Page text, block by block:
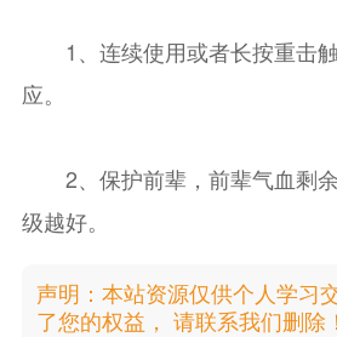
1、连续使用或者长按重击触
应。
2、保护前辈，前辈气血剩
级越好。
声明：本站资源仅供个人学习
了您的权益， 请联系我们删除！